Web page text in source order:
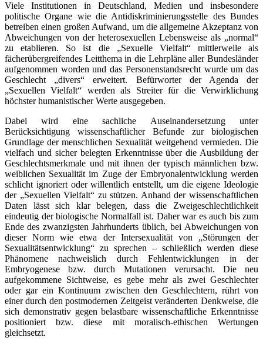
Viele Institutionen in Deutschland, Medien und insbesondere
politische Organe wie die Antidiskriminierungsstelle des Bundes
betreiben einen großen Aufwand, um die allgemeine Akzeptanz von
Abweichungen von der heterosexuellen Lebensweise als „normal“
zu etablieren. So ist die „Sexuelle Vielfalt“ mittlerweile als
fächerübergreifendes Leitthema in die Lehrpläne aller Bundesländer
aufgenommen worden und das Personenstandsrecht wurde um das
Geschlecht „divers“ erweitert. Befürworter der Agenda der
„Sexuellen Vielfalt“ werden als Streiter für die Verwirklichung
höchster humanistischer Werte ausgegeben.
Dabei wird eine sachliche Auseinandersetzung unter
Berücksichtigung wissenschaftlicher Befunde zur biologischen
Grundlage der menschlichen Sexualität weitgehend vermieden. Die
vielfach und sicher belegten Erkenntnisse über die Ausbildung der
Geschlechtsmerkmale und mit ihnen der typisch männlichen bzw.
weiblichen Sexualität im Zuge der Embryonalentwicklung werden
schlicht ignoriert oder willentlich entstellt, um die eigene Ideologie
der „Sexuellen Vielfalt“ zu stützen. Anhand der wissenschaftlichen
Daten lässt sich klar belegen, dass die Zwei­geschlechtlichkeit
eindeutig der biologische Normalfall ist. Daher war es auch bis zum
Ende des zwanzigsten Jahrhunderts üblich, bei Abweichungen von
dieser Norm wie etwa der Intersexualität von „Störungen der
Sexualitätsentwicklung“ zu sprechen – schließlich werden diese
Phänomene nachweislich durch Fehlentwicklungen in der
Embryogenese bzw. durch Mutationen verursacht. Die neu
aufgekommene Sichtweise, es gebe mehr als zwei Geschlechter
oder gar ein Kontinuum zwischen den Geschlechtern, rührt von
einer durch den postmodernen Zeitgeist veränderten Denkweise, die
sich demonstrativ gegen belastbare wissenschaftliche Erkenntnisse
positioniert bzw. diese mit moralisch-ethischen Wertungen
gleichsetzt.